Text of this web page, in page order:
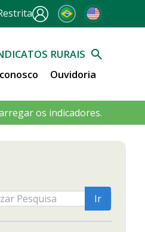
RURAIS
Ouvidoria
os indicadores.